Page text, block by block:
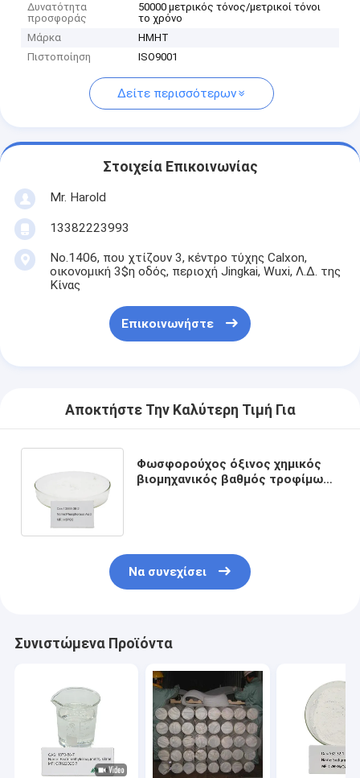
Δυνατότητα
προσφοράς
50000 μετρικός τόνος/μετρικοί τόνοι
το χρόνο
Μάρκα
HMHT
Πιστοποίηση
ISO9001
Δείτε περισσότερων
Στοιχεία Επικοινωνίας
Mr. Harold
13382223993
No.1406, που χτίζουν 3, κέντρο τύχης Calxon,
οικονομική 3$η οδός, περιοχή Jingkai, Wuxi, Λ.Δ. της
Κίνας
Επικοινωνήστε
Αποκτήστε Την Καλύτερη Τιμή Για
Φωσφορούχος όξινος χημικός
βιομηχανικός βαθμός τροφίμων
Να συνεχίσει
Συνιστώμενα Προϊόντα